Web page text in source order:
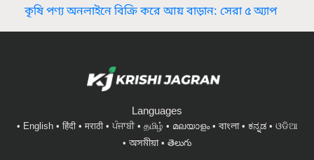
কৃষি পণ্য অনলাইনে বিক্রি করে আয় বাড়ান: সেরা ৫ অ্যাপ
Languages
English हिंदी मराठी ਪੰਜਾਬੀ தமிழ் മലയാളം বাংলা ಕನ್ನಡ
ଓଡିଆ
অসমীয়া
తెలుగు